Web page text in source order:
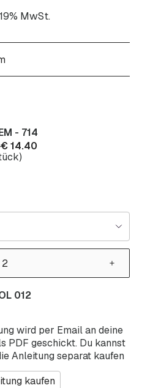
MwSt.
- 714
€14.40
wird per Email an deine
PDF geschickt. Du kannst
Anleitung separat kaufen
kaufen
012